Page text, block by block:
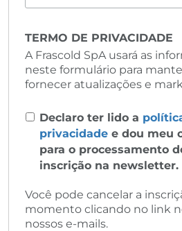
TERMO DE PRIVACIDADE
A Frascold SpA usará as
neste formulário para
fornecer atualizações e
Declaro ter lido a
privacidade e dou meu
para o processamento
inscrição na newsletter.
Você pode cancelar a
momento clicando no link
nossos e-mails.